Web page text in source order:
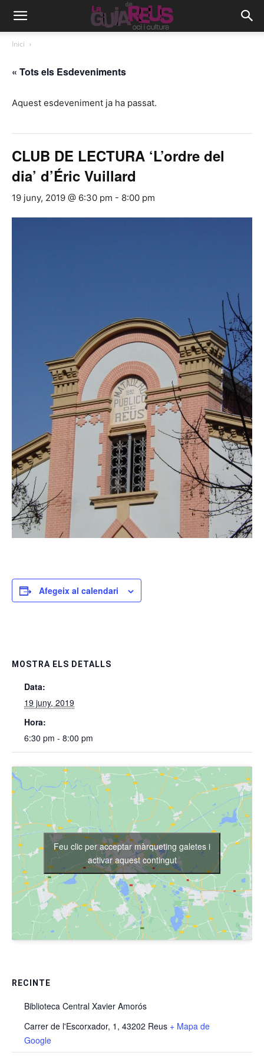
Inici
« Tots els Esdeveniments
Aquest esdeveniment ja ha passat.
CLUB DE LECTURA ‘L’ordre del
dia’ d’Éric Vuillard
19 juny, 2019 @ 6:30 pm - 8:00 pm
Afegeix al calendari
MOSTRA ELS DETALLS
Data:
19 juny, 2019
Hora:
6:30 pm - 8:00 pm
RECINTE
Biblioteca Central Xavier Amorós
Carrer de l'Escorxador, 1, 43202 Reus + Mapa de
Google
Feu clic per acceptar màrqueting galetes i
activar aquest contingut